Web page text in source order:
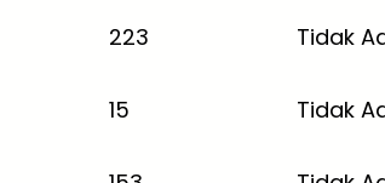
223 Tidak
15 Tidak